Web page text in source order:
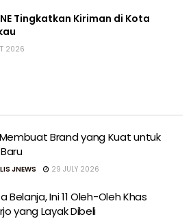
Tingkatkan Kiriman di Kota
2026
Brand yang Kuat untuk
JNEWS 29 JULY 2026
Belanja, Ini 11 Oleh-Oleh Khas
yang Layak Dibeli